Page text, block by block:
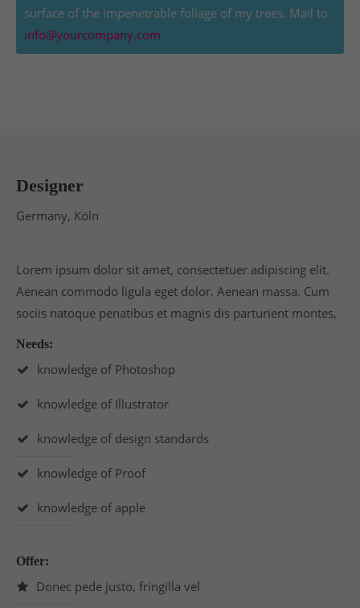
surface of the impenetrable foliage of my trees. Mail to
info@yourcompany.com
Designer
Germany, Köln
Lorem ipsum dolor sit amet, consectetuer adipiscing elit.
Aenean commodo ligula eget dolor. Aenean massa. Cum
sociis natoque penatibus et magnis dis parturient montes,
Needs:
knowledge of Photoshop
knowledge of Illustrator
knowledge of design standards
knowledge of Proof
knowledge of apple
Offer:
Donec pede justo, fringilla vel